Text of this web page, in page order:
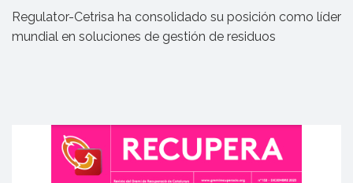
Regulator-Cetrisa ha consolidado su posición como líder
mundial en soluciones de gestión de residuos